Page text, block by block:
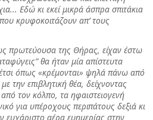
Εδώ κι εκεί μικρά άσπρα σπιτάκια
κρυφοκοιτάζουν απ’ τους
πρωτεύουσα της Θήρας, είχαν έστω
θα ήταν μία απίστευτα
όπως «κρέμονται» ψηλά πάνω από
την επιβλητική θέα, δείχνοντας
τον κόλπο, τα ηφαιστειογενή
για υπέροχους περιπάτους δεξιά κι
ευχάριστο αέρα ευημερίας στην